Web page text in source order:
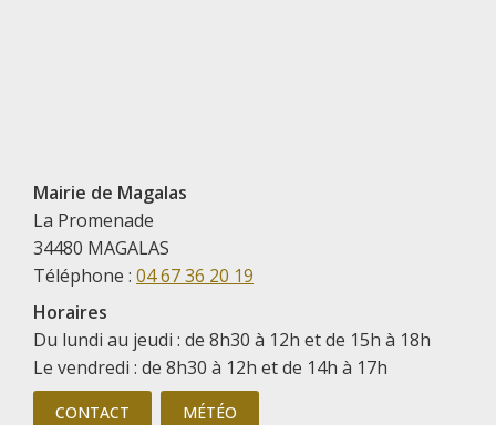
Mairie de Magalas
La Promenade
34480 MAGALAS
Téléphone : 04 67 36 20 19
Horaires
Du lundi au jeudi : de 8h30 à 12h et de 15h à 18h
Le vendredi : de 8h30 à 12h et de 14h à 17h
CONTACT MÉTÉO